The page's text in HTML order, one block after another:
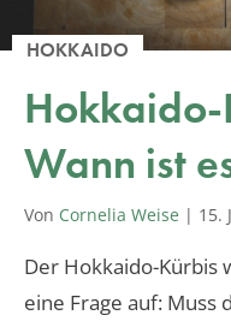
HOKKAIDO
Hokkaido-
Wann ist
Von Cornelia Weise | 15.
Der Hokkaido-
eine Frage auf: Muss